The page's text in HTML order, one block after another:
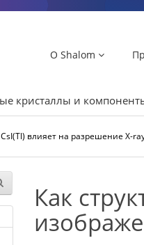
О Shalom
кристаллы и
CsI(Tl) влияет на разрешение X-
Как